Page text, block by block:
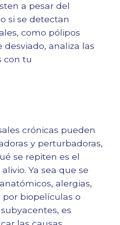
a pesar del
si se detectan
como pólipos
analiza las
con tu
crónicas pueden
y perturbadoras,
se repiten es el
Ya sea que se
alergias,
biopelículas o
es